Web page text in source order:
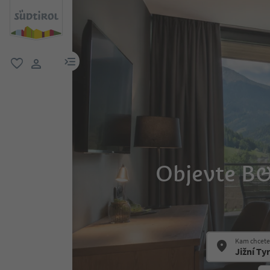
odkaz na menu
Objevte
Kam